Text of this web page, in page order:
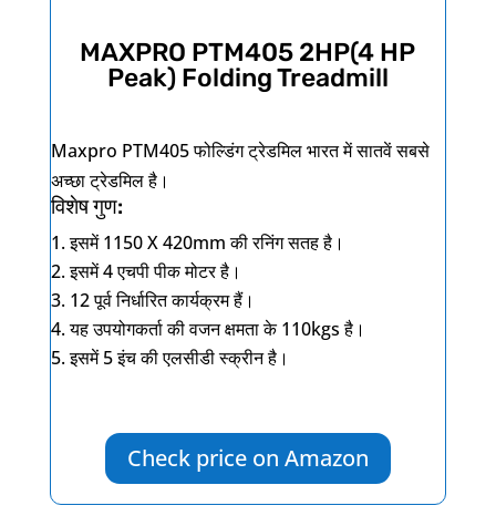
MAXPRO PTM405 2HP(4 HP
Peak) Folding Treadmill
Maxpro PTM405फोल्डिंग ट्रेडमिल भारत में सातवें सबसे
अच्छा ट्रेडमिल है।
विशेष गुण:
इसमें1150 X 420mmकी रनिंग सतह है।
इसमें4एचपी पीक मोटर है।
12पूर्व निर्धारित कार्यक्रम हैं।
यह उपयोगकर्ता की वजन क्षमता के110kgsहै।
इसमें5इंच की एलसीडी स्क्रीन है।
Check price on Amazon